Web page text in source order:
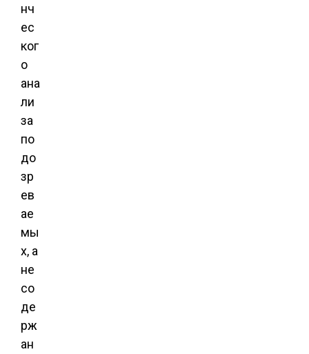
нч
ес
ког
о
ана
ли
за
по
до
зр
ев
ае
мы
х, а
не
со
де
рж
ан